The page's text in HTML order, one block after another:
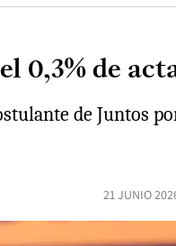
0,3% de
de Juntos
21 JUNIO